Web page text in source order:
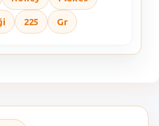
225 Gr